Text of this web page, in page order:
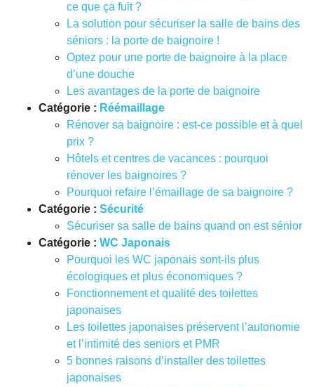
ce que ça fuit ?
La solution pour sécuriser la salle de bains des
séniors : la porte de baignoire !
Optez pour une porte de baignoire à la place
d’une douche
Les avantages de la porte de baignoire
Catégorie : Réémaillage
Rénover sa baignoire : est-ce possible et à quel
prix ?
Hôtels et centres de vacances : pourquoi
rénover les baignoires ?
Pourquoi refaire l’émaillage de sa baignoire ?
Catégorie : Sécurité
Sécuriser sa salle de bains quand on est sénior
Catégorie : WC Japonais
Pourquoi les WC japonais sont-ils plus
écologiques et plus économiques ?
Fonctionnement et qualité des toilettes
japonaises
Les toilettes japonaises préservent l’autonomie
et l’intimité des seniors et PMR
5 bonnes raisons d’installer des toilettes
japonaises